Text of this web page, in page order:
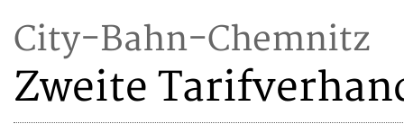
City-Bahn-Chemnitz
Zweite